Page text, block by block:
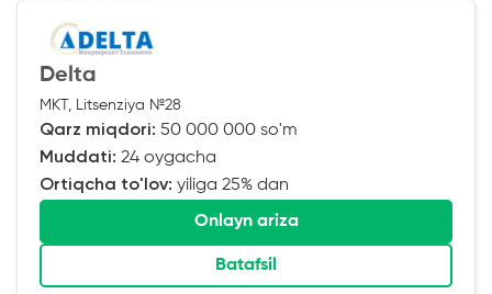
Maxsus texnika garov evaziga kredit
Kredit onlayn
Tadbirkorlar uchun onlayn kredit
O‘zini o‘zi band qilganlar uchun onlayn
kredit
Kreditingizning hayotiy tsikli
Kalkulyator
Delta
MKT, Litsenziya №28
Qarz miqdori: 50 000 000 so'm
Muddati: 24 oygacha
Ortiqcha to'lov: yiliga 25% dan
Onlayn ariza
Batafsil